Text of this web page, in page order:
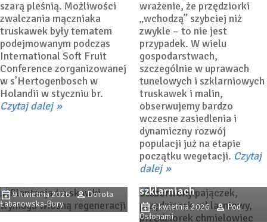
szarą pleśnią. Możliwości
zwalczania mączniaka
truskawek były tematem
podejmowanym podczas
International Soft Fruit
Conference zorganizowanej
w s’Hertogenbosch w
Holandii w styczniu br.
Czytaj dalej
wrażenie, że przędziorki
„wchodzą” szybciej niż
zwykle – to nie jest
przypadek. W wielu
gospodarstwach,
szczególnie w uprawach
tunelowych i szklarniowych
truskawek i malin,
obserwujemy bardzo
wczesne zasiedlenia i
dynamiczny rozwój
populacji już na etapie
początku wegetacji. Czytaj
dalej
9 kwietnia 2026
Dorota
Łabanowska-Bury
Jak w naturalny sposób
zwalczyć szkodniki w
szklarniach
6 kwietnia 2026
Pod
Osłonami